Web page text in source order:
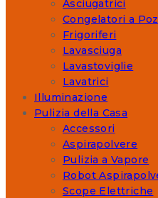
Asciugatrici
Congelatori a
Frigoriferi
Lavasciuga
Lavastoviglie
Lavatrici
Illuminazione
Pulizia della Casa
Accessori
Aspirapolvere
Pulizia a Vapore
Robot
Scope Elettriche